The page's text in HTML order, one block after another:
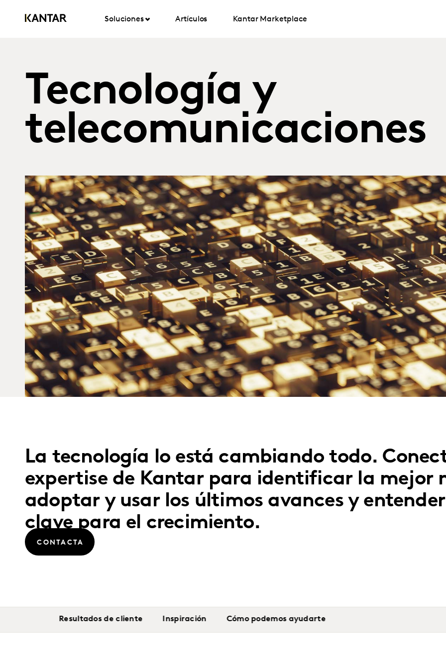
Soluciones Artículos Kantar Marketplace
Tecnología y
telecomunicaciones
La tecnología lo está cambiando todo.
expertise de Kantar para identificar la mejor
adoptar y usar los últimos avances y
clave para el crecimiento.
CONTACTA
Resultados de cliente Inspiración Cómo podemos ayudarte